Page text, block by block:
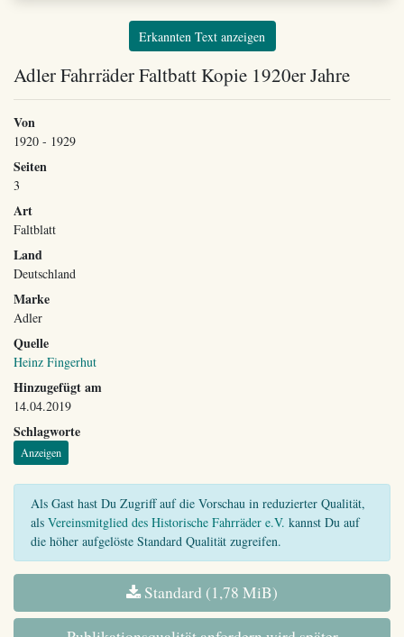
Erkannten Text anzeigen
Adler Fahrräder Faltbatt Kopie 1920er Jahre
Von
1920 - 1929
Seiten
3
Art
Faltblatt
Land
Deutschland
Marke
Adler
Quelle
Heinz Fingerhut
Hinzugefügt am
14.04.2019
Schlagworte
Anzeigen
Als Gast hast Du Zugriff auf die Vorschau in reduzierter Qualität,
als Vereinsmitglied des Historische Fahrräder e.V. kannst Du auf
die höher aufgelöste Standard Qualität zugreifen.
Standard (1,78 MiB)